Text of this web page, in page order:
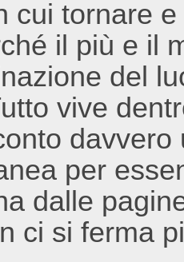
cui tornare
il più e il
del
vive
per
dalle
ci si ferma